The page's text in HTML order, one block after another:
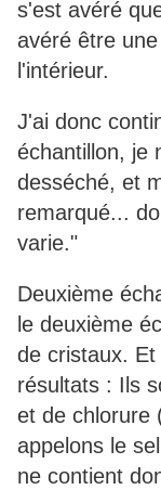
s'est avéré
avéré être
l'intérieur.
J'ai donc
échantillon, je
desséché, et
remarqué...
varie."
Deuxième
le deuxième
de cristaux.
résultats : Ils
et de chlorure
appelons le
ne contient